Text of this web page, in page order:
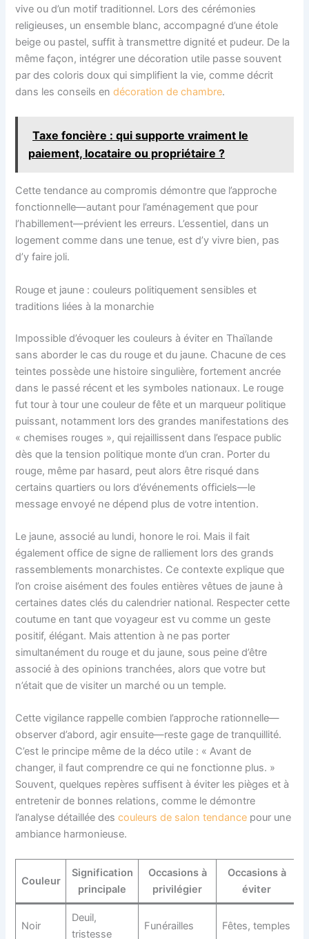
vive ou d’un motif traditionnel. Lors des cérémonies
religieuses, un ensemble blanc, accompagné d’une étole
beige ou pastel, suffit à transmettre dignité et pudeur. De la
même façon, intégrer une décoration utile passe souvent
par des coloris doux qui simplifient la vie, comme décrit
dans les conseils endécoration de chambre.
Taxe foncière : qui supporte vraiment le
paiement, locataire ou propriétaire ?
Cette tendance au compromis démontre que l’approche
fonctionnelle—autant pour l’aménagement que pour
l’habillement—prévient les erreurs. L’essentiel, dans un
logement comme dans une tenue, est d’y vivre bien, pas
d’y faire joli.
Rouge et jaune : couleurs politiquement sensibles et
traditions liées à la monarchie
Impossible d’évoquer les couleurs à éviter en Thaïlande
sans aborder le cas du rouge et du jaune. Chacune de ces
teintes possède une histoire singulière, fortement ancrée
dans le passé récent et les symboles nationaux. Le rouge
fut tour à tour une couleur de fête et un marqueur politique
puissant, notamment lors des grandes manifestations des
« chemises rouges », qui rejaillissent dans l’espace public
dès que la tension politique monte d’un cran. Porter du
rouge, même par hasard, peut alors être risqué dans
certains quartiers ou lors d’événements officiels—le
message envoyé ne dépend plus de votre intention.
Le jaune, associé au lundi, honore le roi. Mais il fait
également office de signe de ralliement lors des grands
rassemblements monarchistes. Ce contexte explique que
l’on croise aisément des foules entières vêtues de jaune à
certaines dates clés du calendrier national. Respecter cette
coutume en tant que voyageur est vu comme un geste
positif, élégant. Mais attention à ne pas porter
simultanément du rouge et du jaune, sous peine d’être
associé à des opinions tranchées, alors que votre but
n’était que de visiter un marché ou un temple.
Cette vigilance rappelle combien l’approche rationnelle—
observer d’abord, agir ensuite—reste gage de tranquillité.
C’est le principe même de la déco utile : « Avant de
changer, il faut comprendre ce qui ne fonctionne plus. »
Souvent, quelques repères suffisent à éviter les pièges et à
entretenir de bonnes relations, comme le démontre
l’analyse détaillée descouleurs de salon tendance pour une
ambiance harmonieuse.
Couleur
Signification
principale
Occasions à
privilégier
Occasions à
éviter
Noir
Deuil,
tristesse
Funérailles Fêtes, temples